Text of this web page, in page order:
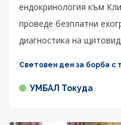
ендокринология към
проведе безплатни
диагностика на
Световен ден за борба с
УМБАЛ Токуда